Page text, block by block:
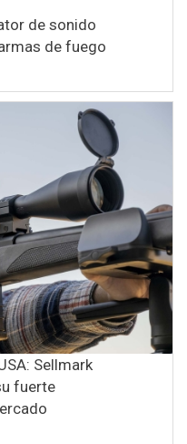
de sonido
de fuego
Sellmark
fuerte